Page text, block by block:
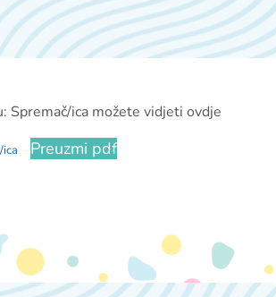
Spremač/ica možete vidjeti ovdje
Preuzmi pdf